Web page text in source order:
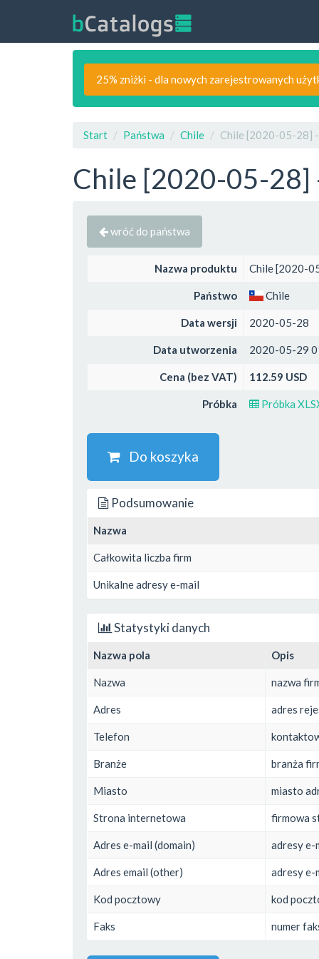
25% zniżki - dla nowych zarejestrowanych
Start Państwa Chile Chile [2020-05-28]
Chile [2020-05-28]
wróć do państwa
Nazwa produktu Chile [2020-
Państwo Chile
Data wersji 2020-05-28
Data utworzenia 2020-05-29
Cena (bez VAT) 112.59 USD
Próbka Próbka
Do koszyka
Podsumowanie
Nazwa
Całkowita liczba firm
Unikalne adresy e-mail
Statystyki danych
Nazwa pola Opis
Nazwa nazwa
Adres adres
Telefon
Branże branża
Miasto miasto
Strona internetowa firmowa
Adres e-mail (domain) adresy e-
Adres email (other) adresy e-
Kod pocztowy kod
Faks numer